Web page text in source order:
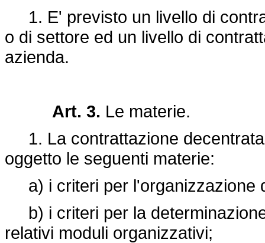
1. E' previsto un livello di
o di settore ed un livello di
azienda.
Art. 3. Le materie.
1. La contrattazione
oggetto le seguenti materie:
a) i criteri per l'organizzazione
b) i criteri per la
relativi moduli organizzativi;